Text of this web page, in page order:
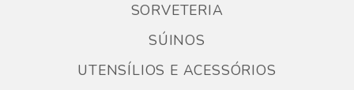
SORVETERIA
SÚINOS
UTENSÍLIOS E ACESSÓRIOS